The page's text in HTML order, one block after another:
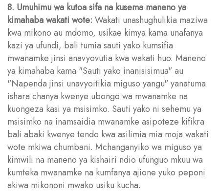
8. Umuhimu wa kutoa sifa na kusema maneno ya
kimahaba wakati wote: Wakati unashughulikia maziwa
kwa mikono au mdomo, usikae kimya kama unafanya
kazi ya ufundi, bali tumia sauti yako kumsifia
mwanamke jinsi anavyovutia kwa wakati huo. Maneno
ya kimahaba kama "Sauti yako inanisisimua" au
"Napenda jinsi unavyoitikia miguso yangu" yanatuma
ishara chanya kwenye ubongo wa mwanamke na
kuongeza kasi ya msisimko. Sauti yako ni sehemu ya
msisimko na inamsaidia mwanamke asipoteze kifikra
bali abaki kwenye tendo kwa asilimia mia moja wakati
wote mkiwa chumbani. Mchanganyiko wa miguso ya
kimwili na maneno ya kishairi ndio ufunguo mkuu wa
kumteka mwanamke na kumfanya ajione yuko peponi
akiwa mikononi mwako usiku kucha.